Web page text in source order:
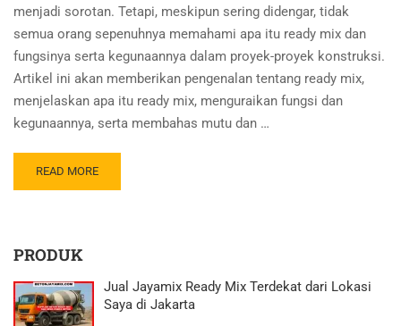
menjadi sorotan. Tetapi, meskipun sering didengar, tidak
semua orang sepenuhnya memahami apa itu ready mix dan
fungsinya serta kegunaannya dalam proyek-proyek konstruksi.
Artikel ini akan memberikan pengenalan tentang ready mix,
menjelaskan apa itu ready mix, menguraikan fungsi dan
kegunaannya, serta membahas mutu dan …
READ MORE
PRODUK
Jual Jayamix Ready Mix Terdekat dari Lokasi
Saya di Jakarta